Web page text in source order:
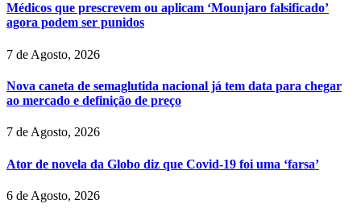
Médicos que prescrevem ou aplicam ‘Mounjaro falsificado’
agora podem ser punidos
7 de Agosto, 2026
Nova caneta de semaglutida nacional já tem data para chegar
ao mercado e definição de preço
7 de Agosto, 2026
Ator de novela da Globo diz que Covid-19 foi uma ‘farsa’
6 de Agosto, 2026